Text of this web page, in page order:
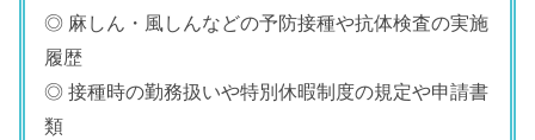
◎ 麻しん・風しんなどの予防接種や抗体検査の実施
履歴
◎ 接種時の勤務扱いや特別休暇制度の規定や申請書
類